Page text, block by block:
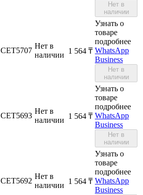
Нет в
наличии
CET5707
Нет в
наличии 1 564 ₸
Узнать о
товаре
подробнее
WhatsApp
Business
Нет в
наличии
CET5693
Нет в
наличии 1 564 ₸
Узнать о
товаре
подробнее
WhatsApp
Business
Нет в
наличии
CET5692
Нет в
наличии 1 564 ₸
Узнать о
товаре
подробнее
WhatsApp
Business